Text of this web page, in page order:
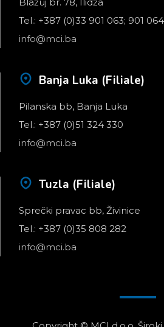
Blažuj br. 78, Ilidža
Tel.: +387 (0)33 901 063; 901 064
info@mci.ba
Banja Luka (Filiale)
Pilanska bb, Banja Luka
Tel.: +387 (0)51 324 330
info@mci.ba
Tuzla (Filiale)
Sprečki pravac bb, Živinice
Tel.: +387 (0)35 808 282
info@mci.ba